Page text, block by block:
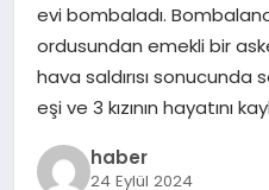
TEKNOLOJI
evi bombaladı.
ordusundan emekli bir
hava saldırısı sonucunda
eşi ve 3 kızının hayatını
haber
24 Eylül 2024